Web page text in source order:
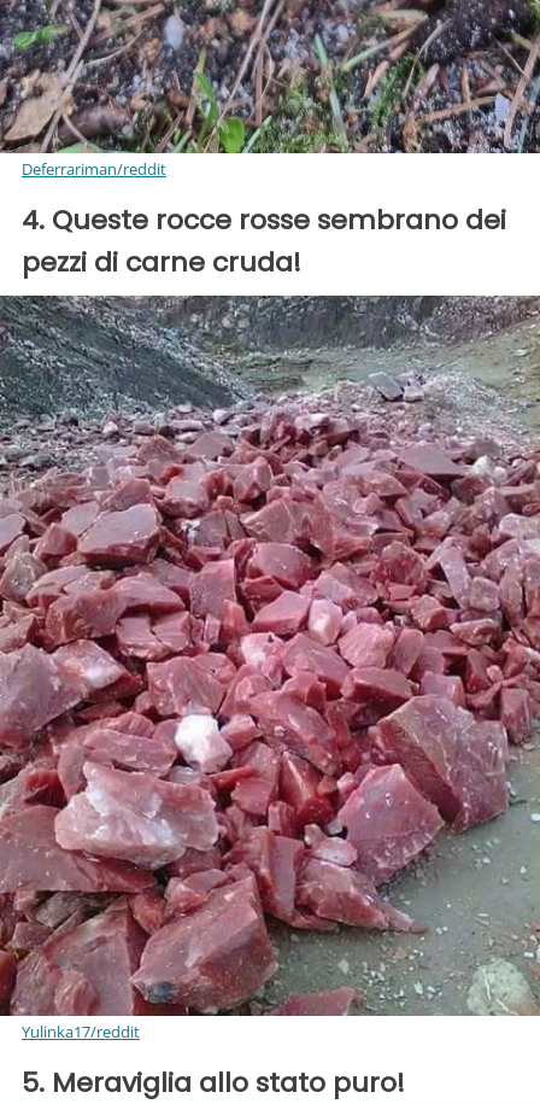
Deferrariman/reddit
4. Queste rocce rosse sembrano dei
pezzi di carne cruda!
Yulinka17/reddit
5. Meraviglia allo stato puro!